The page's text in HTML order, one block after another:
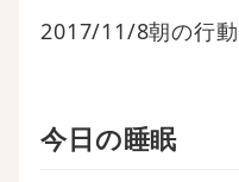
2017/11/8朝の行動
今日の睡眠